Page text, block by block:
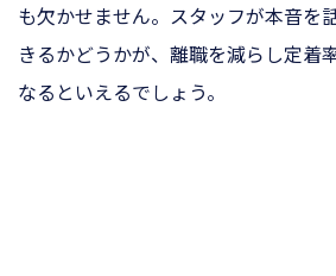
も欠かせません。スタッフが本音を
きるかどうかが、離職を減らし定着
なるといえるでしょう。